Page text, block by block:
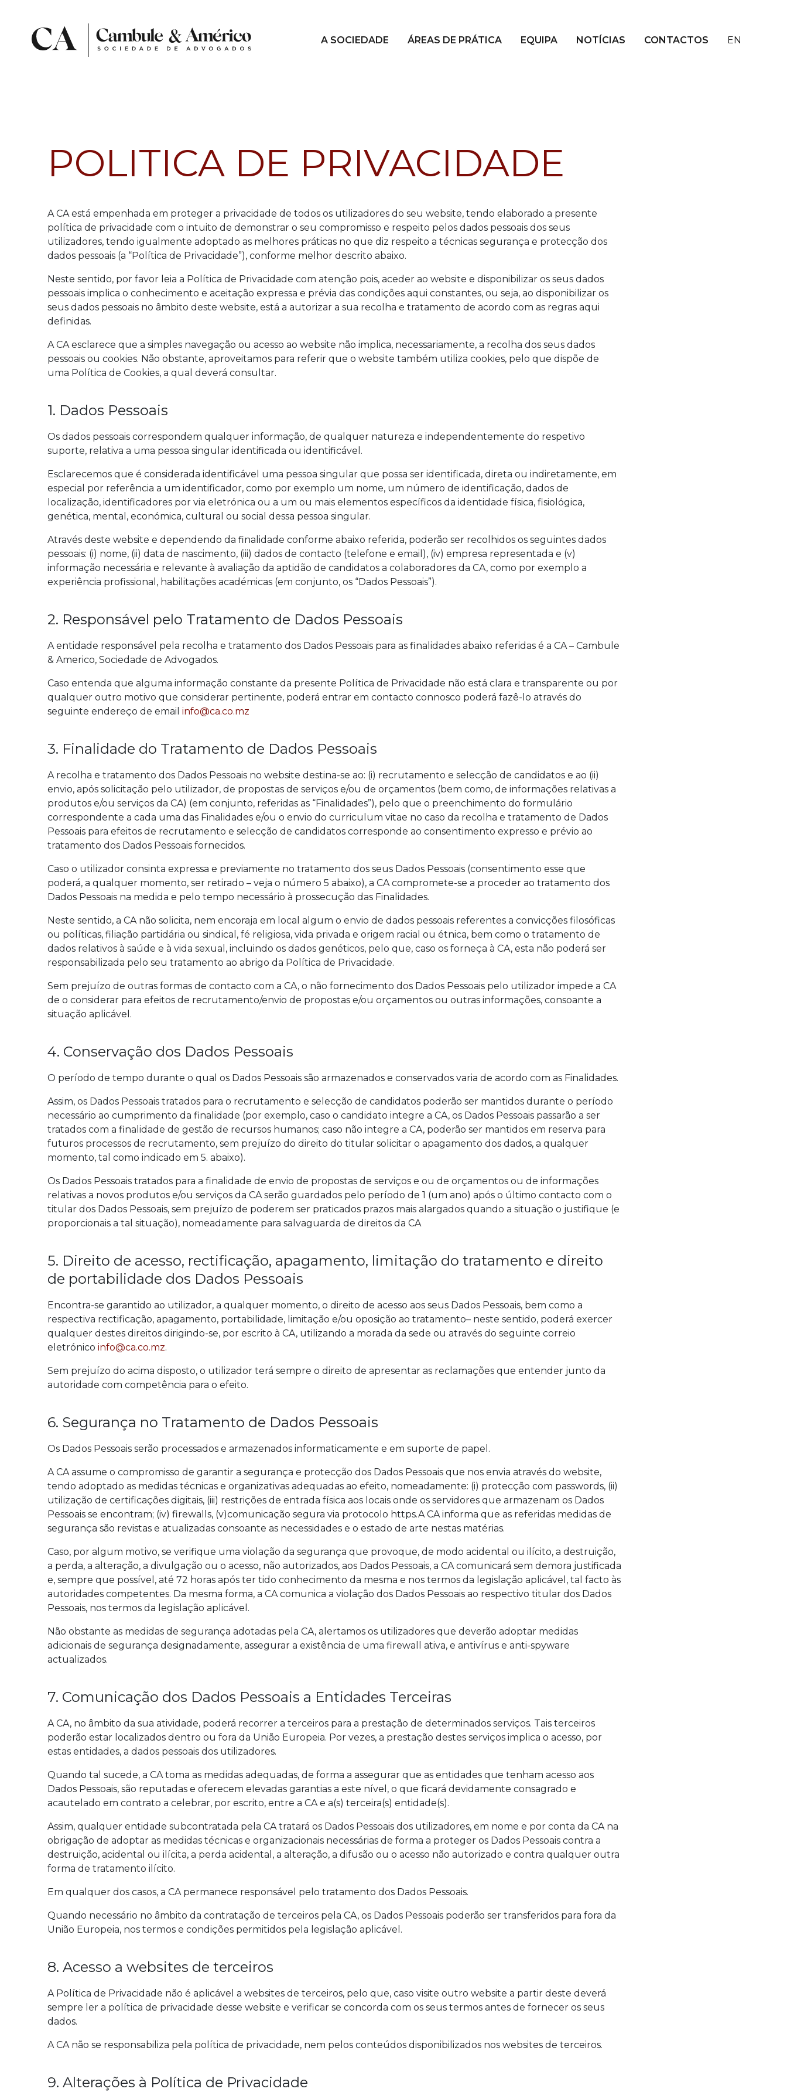
A SOCIEDADE ÁREAS DE PRÁTICA EQUIPA NOTÍCIAS CONTACTOS EN
POLITICA DE PRIVACIDADE
A CA está empenhada em proteger a privacidade de todos os utilizadores do seu website, tendo elaborado a presente
política de privacidade com o intuito de demonstrar o seu compromisso e respeito pelos dados pessoais dos seus
utilizadores, tendo igualmente adoptado as melhores práticas no que diz respeito a técnicas segurança e protecção dos
dados pessoais (a “Política de Privacidade”), conforme melhor descrito abaixo.
Neste sentido, por favor leia a Política de Privacidade com atenção pois, aceder ao website e disponibilizar os seus dados
pessoais implica o conhecimento e aceitação expressa e prévia das condições aqui constantes, ou seja, ao disponibilizar os
seus dados pessoais no âmbito deste website, está a autorizar a sua recolha e tratamento de acordo com as regras aqui
definidas.
A CA esclarece que a simples navegação ou acesso ao website não implica, necessariamente, a recolha dos seus dados
pessoais ou cookies. Não obstante, aproveitamos para referir que o website também utiliza cookies, pelo que dispõe de
uma Política de Cookies, a qual deverá consultar.
1. Dados Pessoais
Os dados pessoais correspondem qualquer informação, de qualquer natureza e independentemente do respetivo
suporte, relativa a uma pessoa singular identificada ou identificável.
Esclarecemos que é considerada identificável uma pessoa singular que possa ser identificada, direta ou indiretamente, em
especial por referência a um identificador, como por exemplo um nome, um número de identificação, dados de
localização, identificadores por via eletrónica ou a um ou mais elementos específicos da identidade física, fisiológica,
genética, mental, económica, cultural ou social dessa pessoa singular.
Através deste website e dependendo da finalidade conforme abaixo referida, poderão ser recolhidos os seguintes dados
pessoais: (i) nome, (ii) data de nascimento, (iii) dados de contacto (telefone e email), (iv) empresa representada e (v)
informação necessária e relevante à avaliação da aptidão de candidatos a colaboradores da CA, como por exemplo a
experiência profissional, habilitações académicas (em conjunto, os “Dados Pessoais”).
2. Responsável pelo Tratamento de Dados Pessoais
A entidade responsável pela recolha e tratamento dos Dados Pessoais para as finalidades abaixo referidas é a CA – Cambule
& Americo, Sociedade de Advogados.
Caso entenda que alguma informação constante da presente Política de Privacidade não está clara e transparente ou por
qualquer outro motivo que considerar pertinente, poderá entrar em contacto connosco poderá fazê-lo através do
seguinte endereço de email info@ca.co.mz
3. Finalidade do Tratamento de Dados Pessoais
A recolha e tratamento dos Dados Pessoais no website destina-se ao: (i) recrutamento e selecção de candidatos e ao (ii)
envio, após solicitação pelo utilizador, de propostas de serviços e/ou de orçamentos (bem como, de informações relativas a
produtos e/ou serviços da CA) (em conjunto, referidas as “Finalidades”), pelo que o preenchimento do formulário
correspondente a cada uma das Finalidades e/ou o envio do curriculum vitae no caso da recolha e tratamento de Dados
Pessoais para efeitos de recrutamento e selecção de candidatos corresponde ao consentimento expresso e prévio ao
tratamento dos Dados Pessoais fornecidos.
Caso o utilizador consinta expressa e previamente no tratamento dos seus Dados Pessoais (consentimento esse que
poderá, a qualquer momento, ser retirado – veja o número 5 abaixo), a CA compromete-se a proceder ao tratamento dos
Dados Pessoais na medida e pelo tempo necessário à prossecução das Finalidades.
Neste sentido, a CA não solicita, nem encoraja em local algum o envio de dados pessoais referentes a convicções filosóficas
ou políticas, filiação partidária ou sindical, fé religiosa, vida privada e origem racial ou étnica, bem como o tratamento de
dados relativos à saúde e à vida sexual, incluindo os dados genéticos, pelo que, caso os forneça à CA, esta não poderá ser
responsabilizada pelo seu tratamento ao abrigo da Política de Privacidade.
Sem prejuízo de outras formas de contacto com a CA, o não fornecimento dos Dados Pessoais pelo utilizador impede a CA
de o considerar para efeitos de recrutamento/envio de propostas e/ou orçamentos ou outras informações, consoante a
situação aplicável.
4. Conservação dos Dados Pessoais
O período de tempo durante o qual os Dados Pessoais são armazenados e conservados varia de acordo com as Finalidades.
Assim, os Dados Pessoais tratados para o recrutamento e selecção de candidatos poderão ser mantidos durante o período
necessário ao cumprimento da finalidade (por exemplo, caso o candidato integre a CA, os Dados Pessoais passarão a ser
tratados com a finalidade de gestão de recursos humanos; caso não integre a CA, poderão ser mantidos em reserva para
futuros processos de recrutamento, sem prejuízo do direito do titular solicitar o apagamento dos dados, a qualquer
momento, tal como indicado em 5. abaixo).
Os Dados Pessoais tratados para a finalidade de envio de propostas de serviços e ou de orçamentos ou de informações
relativas a novos produtos e/ou serviços da CA serão guardados pelo período de 1 (um ano) após o último contacto com o
titular dos Dados Pessoais, sem prejuízo de poderem ser praticados prazos mais alargados quando a situação o justifique (e
proporcionais a tal situação), nomeadamente para salvaguarda de direitos da CA
5. Direito de acesso, rectificação, apagamento, limitação do tratamento e direito
de portabilidade dos Dados Pessoais
Encontra-se garantido ao utilizador, a qualquer momento, o direito de acesso aos seus Dados Pessoais, bem como a
respectiva rectificação, apagamento, portabilidade, limitação e/ou oposição ao tratamento– neste sentido, poderá exercer
qualquer destes direitos dirigindo-se, por escrito à CA, utilizando a morada da sede ou através do seguinte correio
eletrónico info@ca.co.mz.
Sem prejuízo do acima disposto, o utilizador terá sempre o direito de apresentar as reclamações que entender junto da
autoridade com competência para o efeito.
6. Segurança no Tratamento de Dados Pessoais
Os Dados Pessoais serão processados e armazenados informaticamente e em suporte de papel.
A CA assume o compromisso de garantir a segurança e protecção dos Dados Pessoais que nos envia através do website,
tendo adoptado as medidas técnicas e organizativas adequadas ao efeito, nomeadamente: (i) protecção com passwords, (ii)
utilização de certificações digitais, (iii) restrições de entrada física aos locais onde os servidores que armazenam os Dados
Pessoais se encontram; (iv) firewalls, (v)comunicação segura via protocolo https.A CA informa que as referidas medidas de
segurança são revistas e atualizadas consoante as necessidades e o estado de arte nestas matérias.
Caso, por algum motivo, se verifique uma violação da segurança que provoque, de modo acidental ou ilícito, a destruição,
a perda, a alteração, a divulgação ou o acesso, não autorizados, aos Dados Pessoais, a CA comunicará sem demora justificada
e, sempre que possível, até 72 horas após ter tido conhecimento da mesma e nos termos da legislação aplicável, tal facto às
autoridades competentes. Da mesma forma, a CA comunica a violação dos Dados Pessoais ao respectivo titular dos Dados
Pessoais, nos termos da legislação aplicável.
Não obstante as medidas de segurança adotadas pela CA, alertamos os utilizadores que deverão adoptar medidas
adicionais de segurança designadamente, assegurar a existência de uma firewall ativa, e antivírus e anti-spyware
actualizados.
7. Comunicação dos Dados Pessoais a Entidades Terceiras
A CA, no âmbito da sua atividade, poderá recorrer a terceiros para a prestação de determinados serviços. Tais terceiros
poderão estar localizados dentro ou fora da União Europeia. Por vezes, a prestação destes serviços implica o acesso, por
estas entidades, a dados pessoais dos utilizadores.
Quando tal sucede, a CA toma as medidas adequadas, de forma a assegurar que as entidades que tenham acesso aos
Dados Pessoais, são reputadas e oferecem elevadas garantias a este nível, o que ficará devidamente consagrado e
acautelado em contrato a celebrar, por escrito, entre a CA e a(s) terceira(s) entidade(s).
Assim, qualquer entidade subcontratada pela CA tratará os Dados Pessoais dos utilizadores, em nome e por conta da CA na
obrigação de adoptar as medidas técnicas e organizacionais necessárias de forma a proteger os Dados Pessoais contra a
destruição, acidental ou ilícita, a perda acidental, a alteração, a difusão ou o acesso não autorizado e contra qualquer outra
forma de tratamento ilícito.
Em qualquer dos casos, a CA permanece responsável pelo tratamento dos Dados Pessoais.
Quando necessário no âmbito da contratação de terceiros pela CA, os Dados Pessoais poderão ser transferidos para fora da
União Europeia, nos termos e condições permitidos pela legislação aplicável.
8. Acesso a websites de terceiros
A Política de Privacidade não é aplicável a websites de terceiros, pelo que, caso visite outro website a partir deste deverá
sempre ler a política de privacidade desse website e verificar se concorda com os seus termos antes de fornecer os seus
dados.
A CA não se responsabiliza pela política de privacidade, nem pelos conteúdos disponibilizados nos websites de terceiros.
9. Alterações à Política de Privacidade